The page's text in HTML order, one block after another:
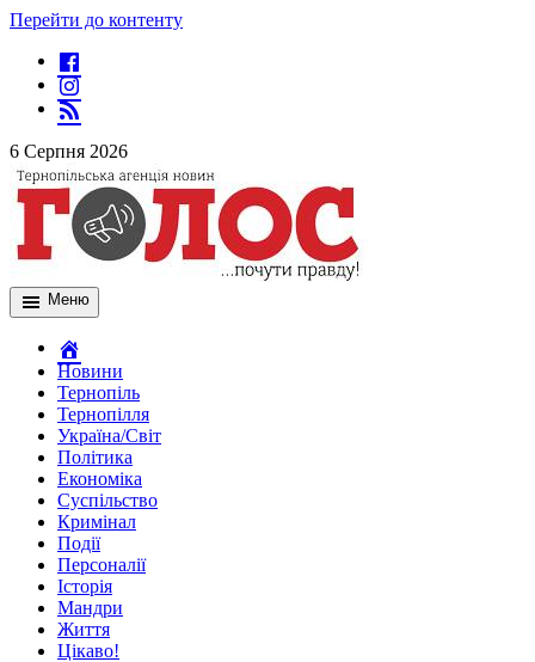
Перейти до контенту
6 Серпня 2026
Меню
Новини
Тернопіль
Тернопілля
Україна/Світ
Політика
Економіка
Суспільство
Кримінал
Події
Персоналії
Історія
Мандри
Життя
Цікаво!